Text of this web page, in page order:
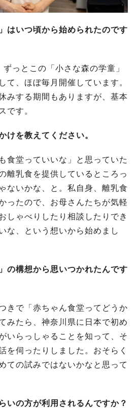
いつ頃から始められたのです
っとこの「小さな森の学童」
て、ほぼ毎月開催しています。
みする期間もありますが、基本
です。
を教えてください。
食堂っていいな」と思っていた
離乳食を提供しているところっ
ないかな、と。私自身、離乳食
ったので、お母さんたちが気軽
しゃべりしたり相談したりでき
な、という想いから始めまし
構想から思いつかれたんです
きで「赤ちゃん食堂ってどうか
みたら、神奈川県に日本で初め
いらっしゃることを知って、そ
を伺ったりしました。おそらく
ての試みではないかなと思って
の方が利用されるんですか？